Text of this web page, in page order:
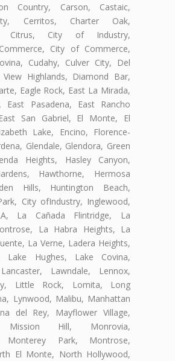
Country, Carson, Castaic,
Cerritos, Charter Oak,
Citrus, City of Industry,
City of Commerce,
Cudahy, Culver City, Del
Highlands, Diamond Bar,
Eagle Rock, East La Mirada,
East Pasadena, East Rancho
San Gabriel, El Monte, El
Lake, Encino, Florence-
Glendale, Glendora, Green
Heights, Hasley Canyon,
Hawthorne, Hermosa
Hills, Huntington Beach,
City ofIndustry, Inglewood,
La Cañada Flintridge, La
La Habra Heights, La
La Verne, Ladera Heights,
Lake Hughes, Lake Covina,
Lawndale, Lennox,
Little Rock, Lomita, Long
Lynwood, Malibu, Manhattan
del Rey, Mayflower Village,
Mission Hill, Monrovia,
Monterey Park, Montrose,
El Monte, North Hollywood,